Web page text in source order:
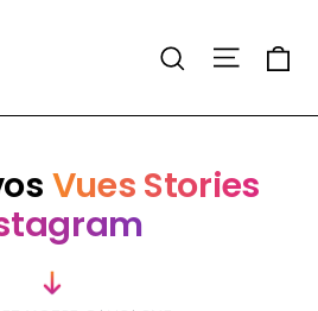
Rechercher
Vues Stories